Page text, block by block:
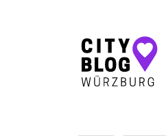
Hauptnavigation